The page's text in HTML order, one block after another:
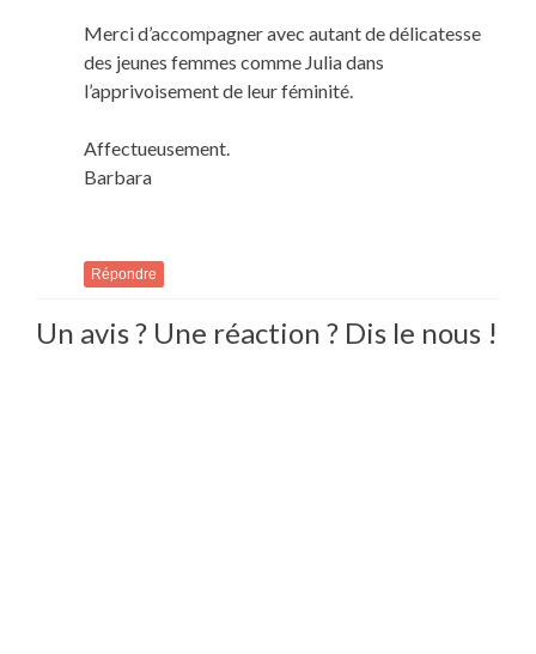
Merci d’accompagner avec autant de délicatesse
des jeunes femmes comme Julia dans
l’apprivoisement de leur féminité.
Affectueusement.
Barbara
Répondre
Un avis ? Une réaction ? Dis le nous !